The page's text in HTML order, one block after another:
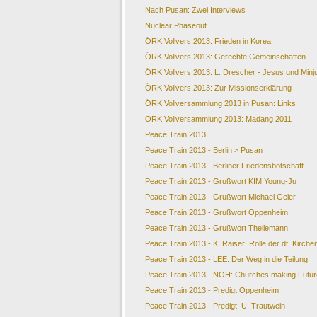
Nach Pusan: Zwei Interviews
Nuclear Phaseout
ÖRK Vollvers.2013: Frieden in Korea
ÖRK Vollvers.2013: Gerechte Gemeinschaften
ÖRK Vollvers.2013: L. Drescher - Jesus und
ÖRK Vollvers.2013: Zur Missionserklärung
ÖRK Vollversammlung 2013 in Pusan: Links
ÖRK Vollversammlung 2013: Madang 2011
Peace Train 2013
Peace Train 2013 - Berlin > Pusan
Peace Train 2013 - Berliner Friedensbotschaft
Peace Train 2013 - Grußwort KIM Young-Ju
Peace Train 2013 - Grußwort Michael Geier
Peace Train 2013 - Grußwort Oppenheim
Peace Train 2013 - Grußwort Theilemann
Peace Train 2013 - K. Raiser: Rolle der dt.
Peace Train 2013 - LEE: Der Weg in die Teilung
Peace Train 2013 - NOH: Churches making
Peace Train 2013 - Predigt Oppenheim
Peace Train 2013 - Predigt: U. Trautwein